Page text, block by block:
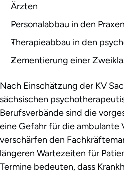
Ärzten
Personalabbau in den Praxen
Therapieabbau in den
Zementierung einer
Nach Einschätzung der KV
sächsischen
Berufsverbände sind die
eine Gefahr für die ambulante
verschärfen den
längeren Wartezeiten für
Termine bedeuten, dass